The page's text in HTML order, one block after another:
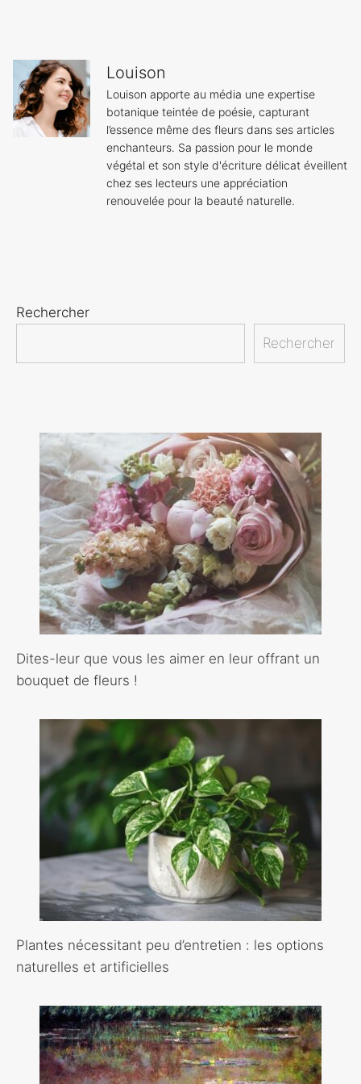
Louison
Louison apporte au média une expertise
botanique teintée de poésie, capturant
l’essence même des fleurs dans ses articles
enchanteurs. Sa passion pour le monde
végétal et son style d'écriture délicat éveillent
chez ses lecteurs une appréciation
renouvelée pour la beauté naturelle.
Rechercher
Rechercher
Dites-leur que vous les aimer en leur offrant un
bouquet de fleurs !
Plantes nécessitant peu d’entretien : les options
naturelles et artificielles